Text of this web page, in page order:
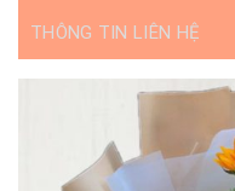
THÔNG TIN LIÊN HỆ